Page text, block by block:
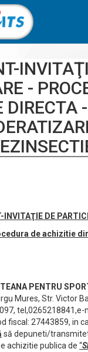
-
INVITAŢIE DE
de achizitie
PENTRU
Mures, Str. Victor
tel,0265218841,e-
fiscal: 27443859, in
să depuneti/
achizitie publica de “